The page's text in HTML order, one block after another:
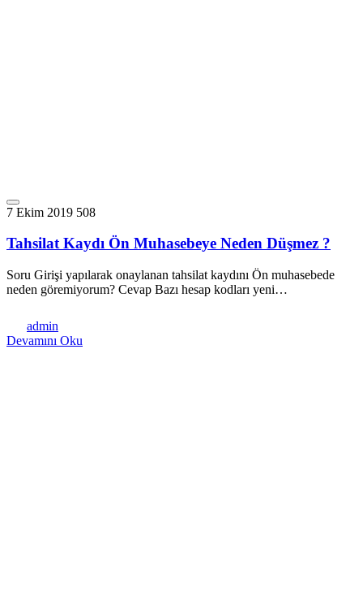
7 Ekim 2019 508
Tahsilat Kaydı Ön Muhasebeye Neden Düşmez ?
Soru Girişi yapılarak onaylanan tahsilat kaydını Ön muhasebede
neden göremiyorum? Cevap Bazı hesap kodları yeni…
admin
Devamını Oku